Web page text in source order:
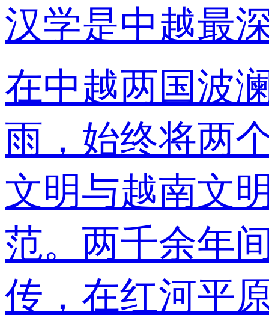
汉学是中越最
在中越两国波
雨，始终将两
文明与越南文
范。两千余年
传，在红河平